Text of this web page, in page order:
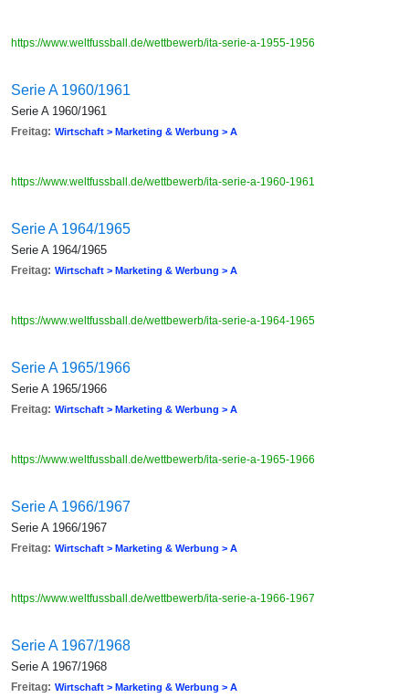
https://www.weltfussball.de/wettbewerb/ita-serie-a-1955-1956
Serie A 1960/1961
Serie A 1960/1961
Freitag: Wirtschaft > Marketing & Werbung > A
https://www.weltfussball.de/wettbewerb/ita-serie-a-1960-1961
Serie A 1964/1965
Serie A 1964/1965
Freitag: Wirtschaft > Marketing & Werbung > A
https://www.weltfussball.de/wettbewerb/ita-serie-a-1964-1965
Serie A 1965/1966
Serie A 1965/1966
Freitag: Wirtschaft > Marketing & Werbung > A
https://www.weltfussball.de/wettbewerb/ita-serie-a-1965-1966
Serie A 1966/1967
Serie A 1966/1967
Freitag: Wirtschaft > Marketing & Werbung > A
https://www.weltfussball.de/wettbewerb/ita-serie-a-1966-1967
Serie A 1967/1968
Serie A 1967/1968
Freitag: Wirtschaft > Marketing & Werbung > A